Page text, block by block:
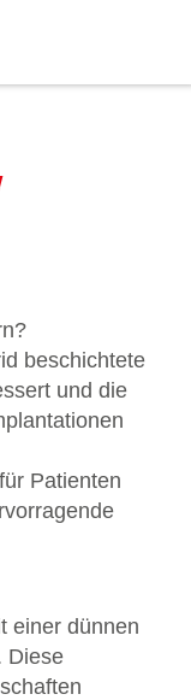
beschichtete
und die
Patienten
einer dünnen
Diese